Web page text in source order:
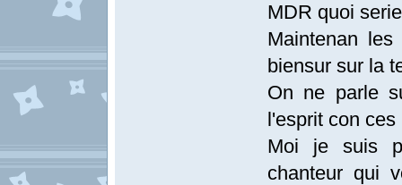
MDR quoi
Maintenan
biensur sur la
On ne parle
l'esprit con ces
Moi je suis
chanteur qui